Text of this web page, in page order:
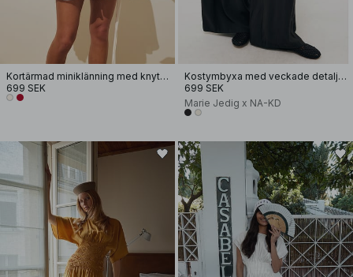
Kortärmad miniklänning med knytmidja
699 SEK
Kostymbyxa med veckade detaljer
699 SEK
Marie Jedig x NA-KD